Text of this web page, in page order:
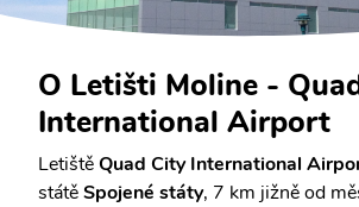
O Letišti Moline -
International Airport
LetištěQuad City International
státěSpojené státy, 7 km jižně od